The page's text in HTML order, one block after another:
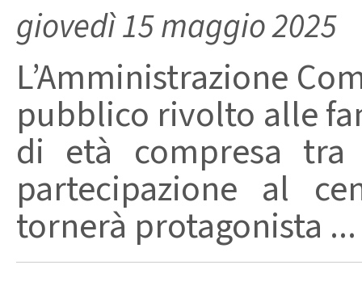
giovedì 15 maggio 2025
L’Amministrazione
pubblico rivolto alle
di età compresa
partecipazione al
tornerà protagonista ...